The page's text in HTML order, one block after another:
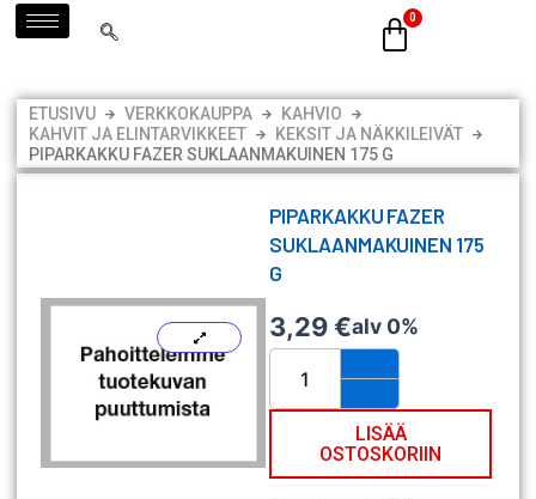
Siirry
sisältöön
ETUSIVU VERKKOKAUPPA
KAHVIO
KAHVIT JA ELINTARVIKKEET
KEKSIT JA NÄKKILEIVÄT
PIPARKAKKU FAZER SUKLAANMAKUINEN 175 G
PIPARKAKKU FAZER
SUKLAANMAKUINEN 175
G
3,29€alv 0%
Piparkakku
Fazer
suklaanmakuinen
määrä
LISÄÄ
OSTOSKORIIN